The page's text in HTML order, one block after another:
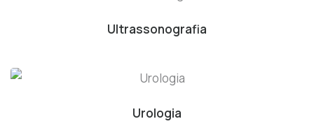
Ultrassonografia
Urologia